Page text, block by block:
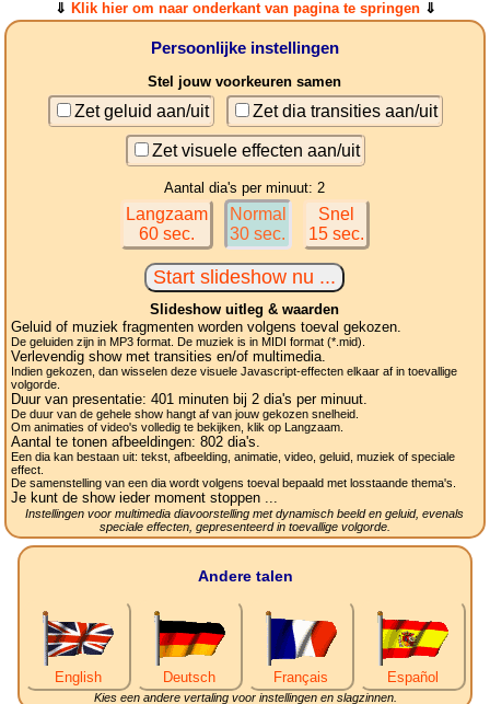
⇓ Klik hier om naar onderkant van pagina te springen⇓
Persoonlijke instellingen
Stel jouw voorkeuren samen
Zet geluid aan/uit Zet dia transities aan/uit
Zet visuele effecten aan/uit
Aantal dia's per minuut: 2
Langzaam
60 sec.
Normal
30 sec.
Snel
15 sec.
Slideshow uitleg & waarden
Geluid of muziek fragmenten worden volgens toeval gekozen.
De geluiden zijn in MP3 format. De muziek is in MIDI format (*.mid).
Verlevendig show met transities en/of multimedia.
Indien gekozen, dan wisselen deze visuele Javascript-effecten elkaar af in toevallige
volgorde.
Duur van presentatie: 401 minuten bij 2 dia's per minuut.
De duur van de gehele show hangt af van jouw gekozen snelheid.
Om animaties of video's volledig te bekijken, klik op Langzaam.
Aantal te tonen afbeeldingen: 802dia's.
Een dia kan bestaan uit: tekst, afbeelding, animatie, video, geluid, muziek of speciale
effect.
De samenstelling van een dia wordt volgens toeval bepaald met losstaande thema's.
Je kunt de show ieder moment stoppen ...
Instellingen voor multimedia diavoorstelling met dynamisch beeld en geluid, evenals
speciale effecten, gepresenteerd in toevallige volgorde.
Andere talen
English Deutsch Français Español
Kies een andere vertaling voor instellingen en slagzinnen.